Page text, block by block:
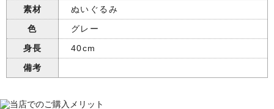
素材
ぬいぐるみ
色
グレー
身長
40cm
備考